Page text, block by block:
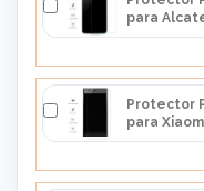
para
Protector
para